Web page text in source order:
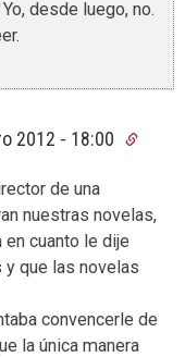
desde luego, no.
2012 - 18:00
de una
nuestras novelas,
cuanto le dije
que las novelas
convencerle de
la única manera